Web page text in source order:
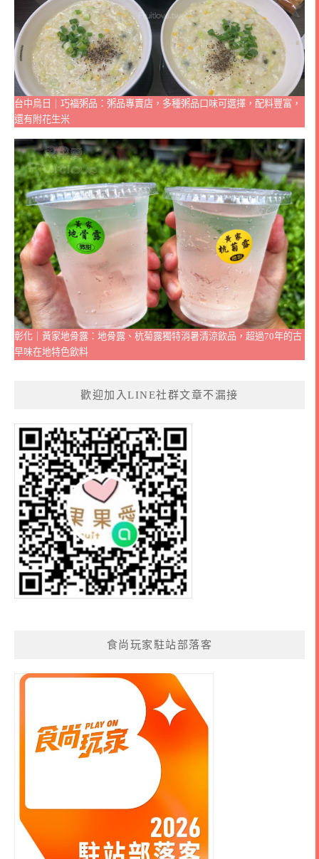
台中烏日｜巧福粥品：粥品專賣店，多種粥品口味可選擇，配料豐富，
還有附花生米
彰化｜黃家地骨露：地骨露、杭菊露獨特消暑清涼飲品，超過70年的古
早味在地特色飲料
歡迎加入LINE社群文章不漏接
食尚玩家駐站部落客